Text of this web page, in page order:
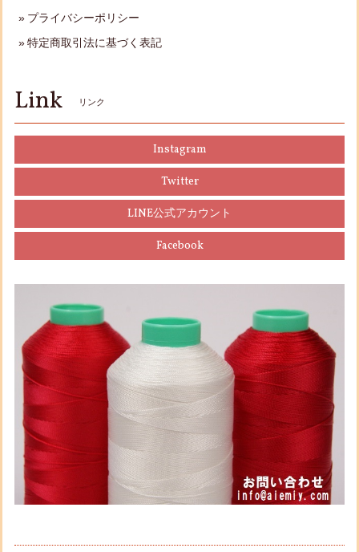
プライバシーポリシー
特定商取引法に基づく表記
Link リンク
Instagram
Twitter
LINE公式アカウント
Facebook